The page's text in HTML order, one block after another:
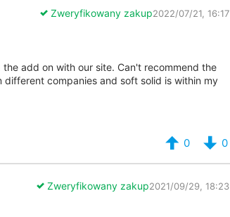
Zweryfikowany zakup2022/07/21, 16:17
add on with our site. Can't recommend the
companies and soft solid is within my
0 0
Zweryfikowany zakup2021/09/29, 18:23